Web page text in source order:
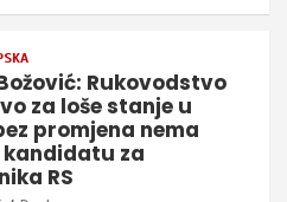
Rukovodstvo
za loše stanje u
promjena nema
za
RS